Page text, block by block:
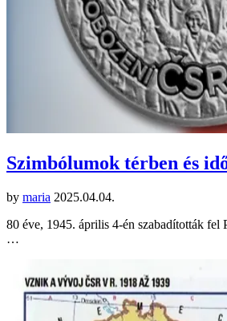
Szimbólumok térben és
by maria 2025.04.04.
80 éve, 1945. április 4-én szabadították fel
…